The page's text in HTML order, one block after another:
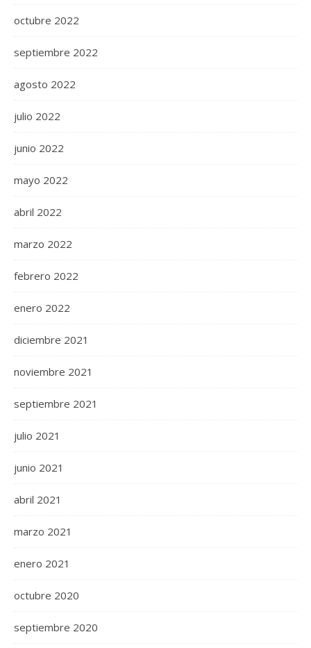
octubre 2022
septiembre 2022
agosto 2022
julio 2022
junio 2022
mayo 2022
abril 2022
marzo 2022
febrero 2022
enero 2022
diciembre 2021
noviembre 2021
septiembre 2021
julio 2021
junio 2021
abril 2021
marzo 2021
enero 2021
octubre 2020
septiembre 2020